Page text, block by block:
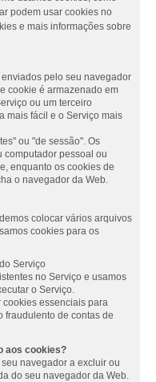
podem usar cookies no
e mais informações sobre
pelo seu navegador
cookie é armazenado em
ou um terceiro
mais fácil e o Serviço mais
ou "de sessão". Os
computador pessoal ou
enquanto os cookies de
o navegador da Web.
colocar vários arquivos
cookies para os
Serviço
no Serviço e usamos
o Serviço.
essenciais para
fraudulento de contas de
aos cookies?
navegador a excluir ou
do seu navegador da Web.